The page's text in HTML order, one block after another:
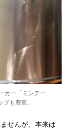
カー「ミンテー
も豊富。
せんが、本来は